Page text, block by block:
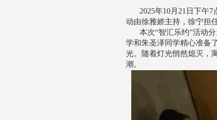
2025年10月21日下午
动由徐雅娇主持，徐宁担
本次“智汇乐约”活动
学和朱圣泽同学精心准备
光。随着灯光悄然熄灭，
潮。